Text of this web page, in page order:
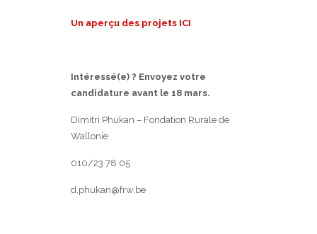
Un aperçu des projets ICI
Intéressé(e) ? Envoyez votre
candidature avant le 18 mars.
Dimitri Phukan – Fondation Rurale de
Wallonie
010/23 78 05
d.phukan@frw.be